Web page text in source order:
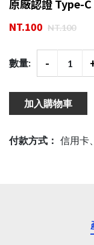
原廠認證 Type-
NT.100 NT.100
數量: -
加入購物車
付款方式： 信用卡